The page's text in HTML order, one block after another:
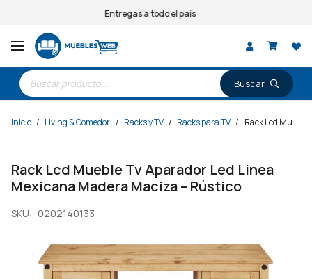
Entregas a todo el país
Búsqueda
de
productos
Inicio / Living & Comedor / Racks y TV / Racks para TV / Rack Lcd Mueble Tv Aparador Led Linea Mexicana Madera Maciza – Rústico
Rack Lcd Mueble Tv Aparador Led Linea
Mexicana Madera Maciza – Rústico
SKU: 0202140133